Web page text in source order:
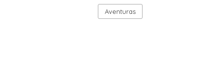
Aventuras